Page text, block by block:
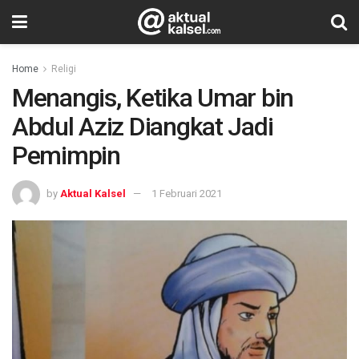
Home Religi
Menangis, Ketika Umar bin
Abdul Aziz Diangkat Jadi
Pemimpin
by Aktual Kalsel 1 Februari 2021